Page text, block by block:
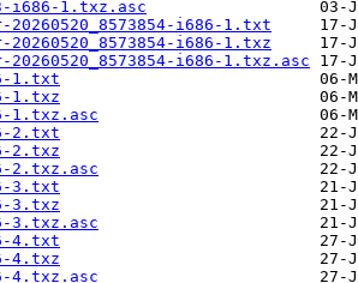
i686-1.txz.asc
i686-1.txt
i686-1.txz
i686-1.txz.asc
1.txt
1.txz
1.txz.asc
2.txt
2.txz
2.txz.asc
3.txt
3.txz
3.txz.asc
4.txt
4.txz
4.txz.asc